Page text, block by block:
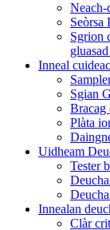
Neach-
Seòrsa
Sgrion
Inneal
Sgian
Bracag
Plàta
Uidheam
Tester
Innealan
Clàr